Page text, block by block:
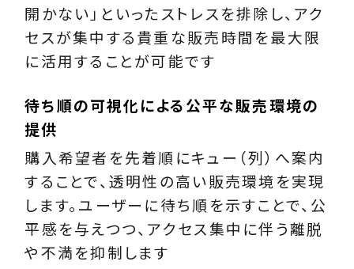
開かない」といったストレスを排除し、アク
セスが集中する貴重な販売時間を最大限
に活用することが可能です
待ち順の可視化による公平な販売環境の
提供
購入希望者を先着順にキュー（列）へ案内
することで、透明性の高い販売環境を実現
します。ユーザーに待ち順を示すことで、公
平感を与えつつ、アクセス集中に伴う離脱
や不満を抑制します